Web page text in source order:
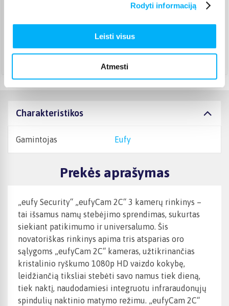
Rodyti informaciją
Leisti visus
Atmesti
Pristato ir šeštadienį
Rugpjūtis 18d. - Rugpjūtis 24d.
Atsiėmimas Veiverių g. 171, Kaunas (1,99 €)
Charakteristikos
Gamintojas eufy
Prekės aprašymas
„eufy Security“ „eufyCam 2C“ 3 kamerų rinkinys –
tai išsamus namų stebėjimo sprendimas, sukurtas
siekiant patikimumo ir universalumo. Šis
novatoriškas rinkinys apima tris atsparias oro
sąlygoms „eufyCam 2C“ kameras, užtikrinančias
kristalinio ryškumo 1080p HD vaizdo kokybę,
leidžiančią tiksliai stebėti savo namus tiek dieną,
tiek naktį, naudodamiesi integruotu infraraudonųjų
spindulių naktinio matymo režimu. „eufyCam 2C“